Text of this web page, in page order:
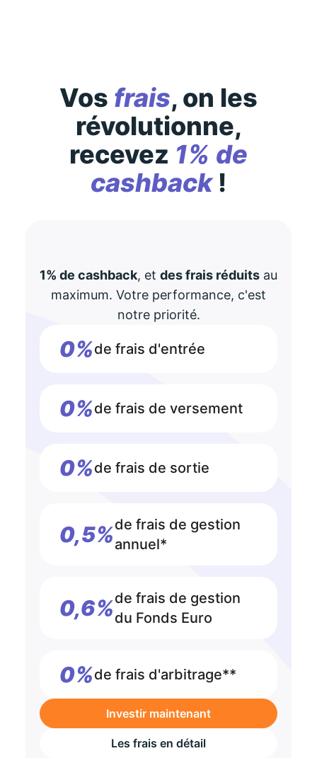
Vos frais, on les
révolutionne,
recevez 1% de
cashback!
1% de cashback, et des frais réduits au
maximum. Votre performance, c'est
notre priorité.
0%de frais d'entrée
0%de frais de versement
0%de frais de sortie
0,5%de frais de gestion
annuel*
0,6%de frais de gestion
du Fonds Euro
0%de frais d'arbitrage**
Investir maintenant
Les frais en détail